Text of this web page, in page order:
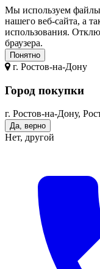
Мы используем файлы
нашего веб-сайта, а
использования.
браузера.
Понятно
г. Ростов-на-Дону
Город покупки
г. Ростов-на-Дону,
Да, верно
Нет, другой